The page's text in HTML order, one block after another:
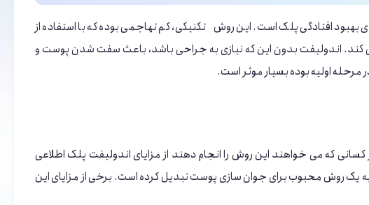
افتادگی پلک است. این روش تکنیکی، کم تهاجمی بوده که با استفاده از
‌کند. اندولیفت بدون این که نیازی به جراحی باشد، باعث سفت شدن پوست و
اولیه بوده بسیار موثر است.
که می خواهند این روش را انجام دهند از مزایای اندولیفت پلک اطلاعی
به یک روش محبوب برای جوان سازی پوست تبدیل کرده است. برخی از مزایای این